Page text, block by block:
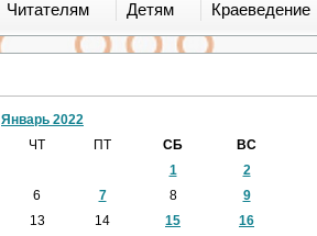
Читателям Детям Краеведение
Январь 2022
ЧТ ПТ СБ
ВС
1
2
6 7 8
9
13 14 15
16